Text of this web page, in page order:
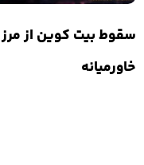
خاورمیانه